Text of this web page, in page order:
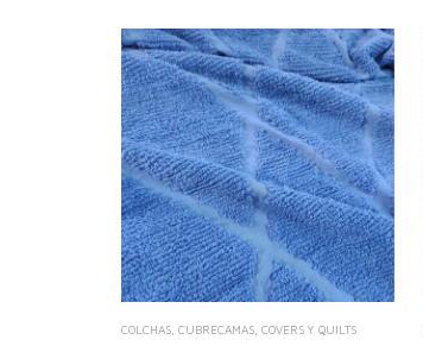
COLCHAS, CUBRECAMAS, COVERS Y QUILTS